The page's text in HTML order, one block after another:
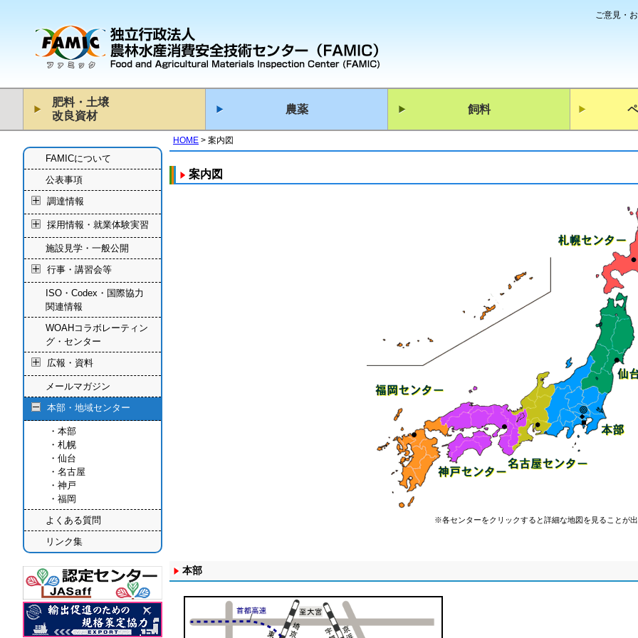
ご意見・
肥料・土壌
改良資材
農薬 飼料
HOME 案内図
案内図
※各センターをクリックすると詳細な地図を見ることが
本部
FAMICについて
公表事項
調達情報
採用情報・就業体験実習
施設見学・一般公開
行事・講習会等
ISO・Codex・国際協力
関連情報
WOAHコラボレーティン
グ・センター
広報・資料
メールマガジン
本部・地域センター
本部
札幌
仙台
名古屋
神戸
福岡
よくある質問
リンク集